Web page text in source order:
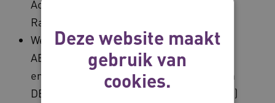
Academy op (tijdelijke aanstelling,
Radboudumc, Eerstelijns geneeskunde)
Werkzaam op diverse projecten, zoals:
ABOARD, TAP-dementia, YOD-INCLUDED
en DEMPACT (uitvoerend) én SPREAD+ en
DEDICATED (expert- en adviescommissie)
Deze website maakt
gebruik van
cookies.